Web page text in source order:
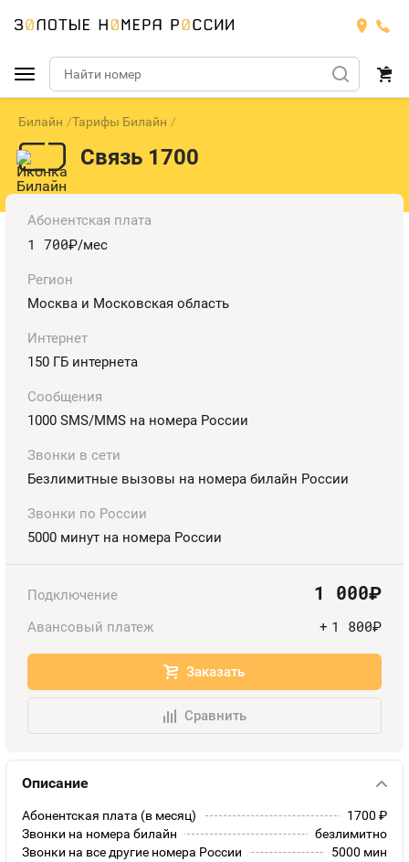
Подобрать номер
МТС
МТС
Номера
Билайн
Тарифы
МЕГАФОН
Тарифы
Номера
Теле2
Тарифы
Йота
ЙОТА
Продать номер
Контакты
Билайн Тарифы Билайн
Связь 1700
Абонентская плата
1 700руб./мес
Регион
Москва и Московская область
Интернет
150 ГБ интернета
Сообщения
1000 SMS/MMS на номера России
Звонки в сети
Безлимитные вызовы на номера билайн России
Звонки по России
5000 минут на номера России
Подключение 1 000руб.
Авансовый платеж + 1 800руб.
Заказать
Сравнить
Описание
Абонентская плата (в месяц) 1700 руб.
Звонки на номера билайн
безлимитно
Звонки на все другие номера России
5000 мин